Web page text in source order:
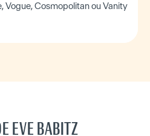
Vogue, Cosmopolitan ou Vanity
EVE BABITZ